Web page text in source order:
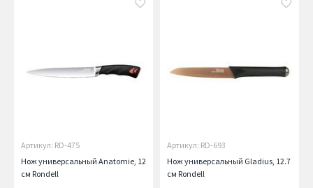
Артикул: RD-475
Нож универсальный Anatomie, 12
см Rondell
Артикул: RD-693
Нож универсальный Gladius, 12.7
см Rondell